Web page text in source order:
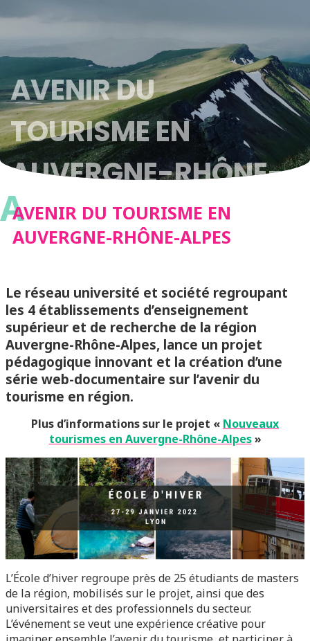
AVENIR DU
TOURISME EN
AUVERGNE-RHÔNE-
ALPES
AAVENIR DU TOURISME EN
AUVERGNE-RHÔNE-ALPES
Le réseau université et société regroupant
les 4 établissements d’enseignement
supérieur et de recherche de la région
Auvergne-Rhône-Alpes, lance un projet
pédagogique innovant et la création d’une
série web-documentaire sur l’avenir du
tourisme en région.
Plus d’informations sur le projet « Nouveaux
tourismes en Auvergne-Rhône-Alpes »
L’École d’hiver regroupe près de 25 étudiants de masters
de la région, mobilisés sur le projet, ainsi que des
universitaires et des professionnels du secteur.
L’événement se veut une expérience créative pour